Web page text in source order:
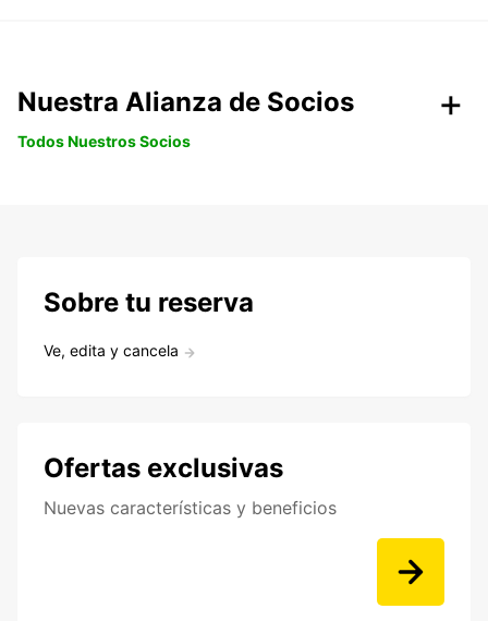
Nuestra Alianza de Socios
Todos Nuestros Socios
Sobre tu reserva
Ve, edita y cancela
Ofertas exclusivas
Nuevas características y beneficios